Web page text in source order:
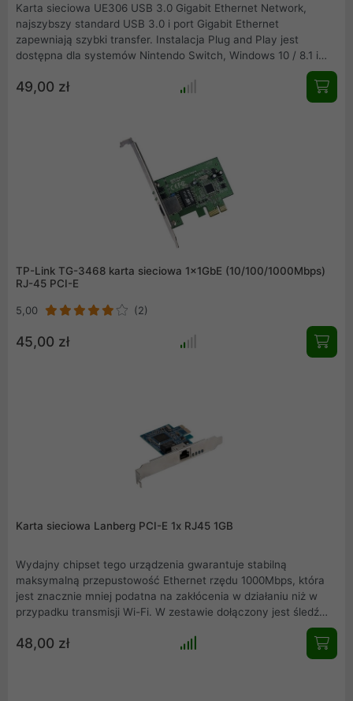
Karta sieciowa UE306 USB 3.0 Gigabit Ethernet Network,
najszybszy standard USB 3.0 i port Gigabit Ethernet
zapewniają szybki transfer. Instalacja Plug and Play jest
dostępna dla systemów Nintendo Switch, Windows 10 / 8.1 i
Linux. Składana konstrukcja i niewielkie rozmiary urządzenia
ułatwiają transport, dzięki czemu jest idealnym dodatkiem do
dzięki czemu granie ze znajomymi jest przyjemniejsze, a
pobieranie plików szybsze.
49,00 zł
TP-Link TG-3468 karta sieciowa 1x1GbE (10/100/1000Mbps)
RJ-45 PCI-E
5,00 (2)
45,00 zł
Karta sieciowa Lanberg PCI-E 1x RJ45 1GB
Wydajny chipset tego urządzenia gwarantuje stabilną
maksymalną przepustowość Ethernet rzędu 1000Mbps, która
jest znacznie mniej podatna na zakłócenia w działaniu niż w
przypadku transmisji Wi-Fi. W zestawie dołączony jest śledź
48,00 zł